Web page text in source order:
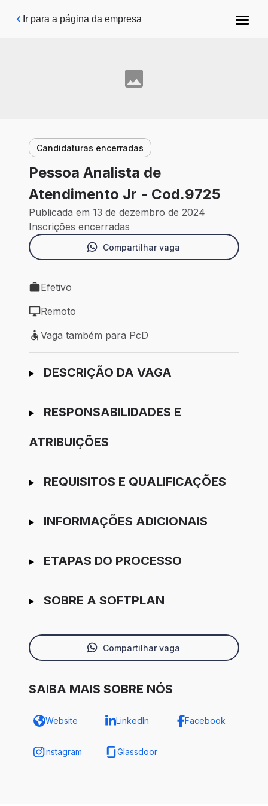
Pular para o conteúdo principal
Ir para a página da empresa
Candidaturas encerradas
Pessoa Analista de
Atendimento Jr - Cod.9725
Publicada em 13 de dezembro de 2024
Inscrições encerradas
Compartilhar vaga
Tipo de vaga: Efetivo
Efetivo
Modelo de trabalho: Remoto
Remoto
Vaga também para PcD
Vaga também para PcD
Ir para candidatura
DESCRIÇÃO DA VAGA
RESPONSABILIDADES E
ATRIBUIÇÕES
REQUISITOS E QUALIFICAÇÕES
INFORMAÇÕES ADICIONAIS
ETAPAS DO PROCESSO
SOBRE A SOFTPLAN
Compartilhar vaga
SAIBA MAIS SOBRE NÓS
Website LinkedIn Facebook
Instagram Glassdoor